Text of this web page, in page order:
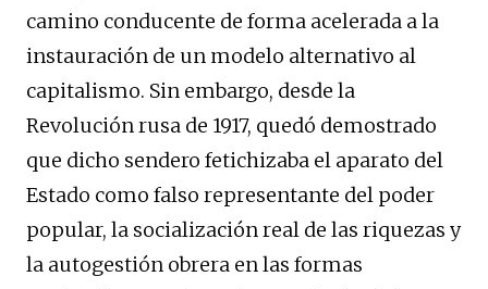
camino conducente de forma acelerada a la
instauración de un modelo alternativo al
capitalismo. Sin embargo, desde la
Revolución rusa de 1917, quedó demostrado
que dicho sendero fetichizaba el aparato del
Estado como falso representante del poder
popular, la socialización real de las riquezas y
la autogestión obrera en las formas